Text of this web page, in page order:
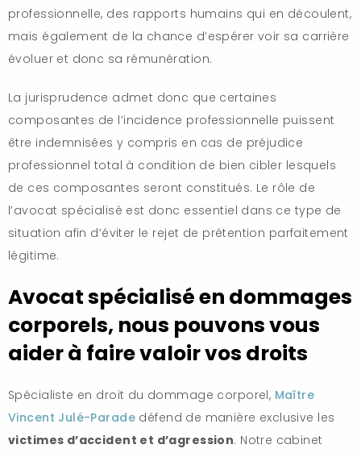
professionnelle, des rapports humains qui en découlent,
mais également de la chance d’espérer voir sa carrière
évoluer et donc sa rémunération.
La jurisprudence admet donc que certaines
composantes de l’incidence professionnelle puissent
être indemnisées y compris en cas de préjudice
professionnel total à condition de bien cibler lesquels
de ces composantes seront constitués. Le rôle de
l’avocat spécialisé est donc essentiel dans ce type de
situation afin d’éviter le rejet de prétention parfaitement
légitime.
Avocat spécialisé en dommages
corporels, nous pouvons vous
aider à faire valoir vos droits
Spécialiste en droit du dommage corporel, Maître
Vincent Julé-Paradedéfend de manière exclusive les
victimes d’accident et d’agression. Notre cabinet